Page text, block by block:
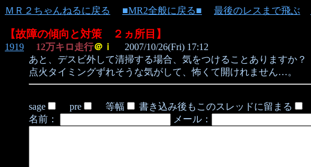
ＭＲ２ちゃんねるに戻る ■MR2全般に戻る■ 最後のレスまで飛ぶ
【故障の傾向と対策 ２ヵ所目】
1919 12万キロ走行＠ｉ
2007/10/26(Fri) 17:12
あと、デスビ外して清掃する場合、気をつけることありますか？
点火タイミングずれそうな気がして、怖くて開けれません…。
sage pre 等幅
書き込み後もこのスレッドに留まる
名前：
メール：